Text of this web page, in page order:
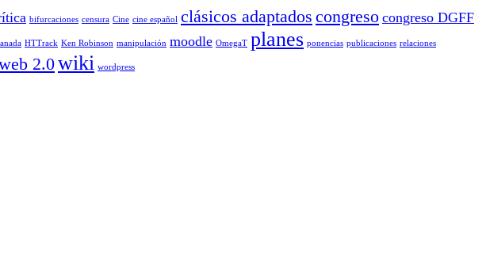
bifurcaciones censura Cine cine español clásicos adaptados congreso congreso DGFF
HTTrack Ken Robinson manipulación moodle OmegaT planes ponencias publicaciones relaciones
2.0wiki wordpress